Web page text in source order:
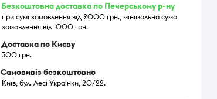
Безкоштовна доставка по Печерському р-ну
при сумі замовлення від 2000 грн., мінімальна сума
замовлення від 1000 грн.
Доставка по Києву
300 грн.
Самовивіз безкоштовно
Київ, бул. Лесі Українки, 20/22.